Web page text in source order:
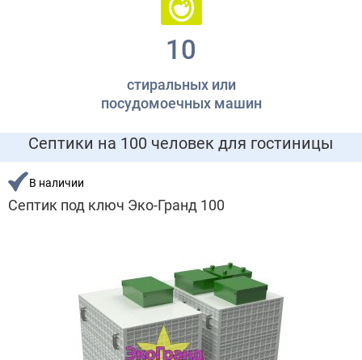
10
стиральных или
посудомоечных машин
Септики на 100 человек для гостиницы
В наличии
Септик под ключ Эко-Гранд 100